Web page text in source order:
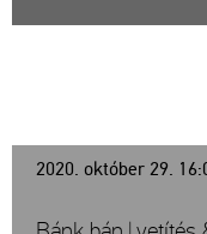
2020. október 29.